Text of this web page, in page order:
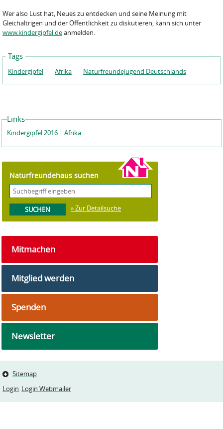
Wer also Lust hat, Neues zu entdecken und seine Meinung mit
Gleichaltrigen und der Öffentlichkeit zu diskutieren, kann sich unter
www.kindergipfel.deanmelden.
Tags
Kindergipfel Afrika Naturfreundejugend Deutschlands
Links
Kindergipfel 2016 | Afrika
Naturfreundehaus suchen
» Zur Detailsuche
Mitmachen
Mitglied werden
Spenden
Newsletter
Sitemap
Login Login Webmailer